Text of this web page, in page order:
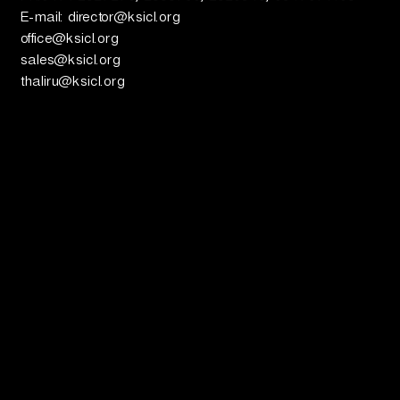
ട്ട്
E-mail: director@ksicl.org
office@ksicl.org
sales@ksicl.org
thaliru@ksicl.org